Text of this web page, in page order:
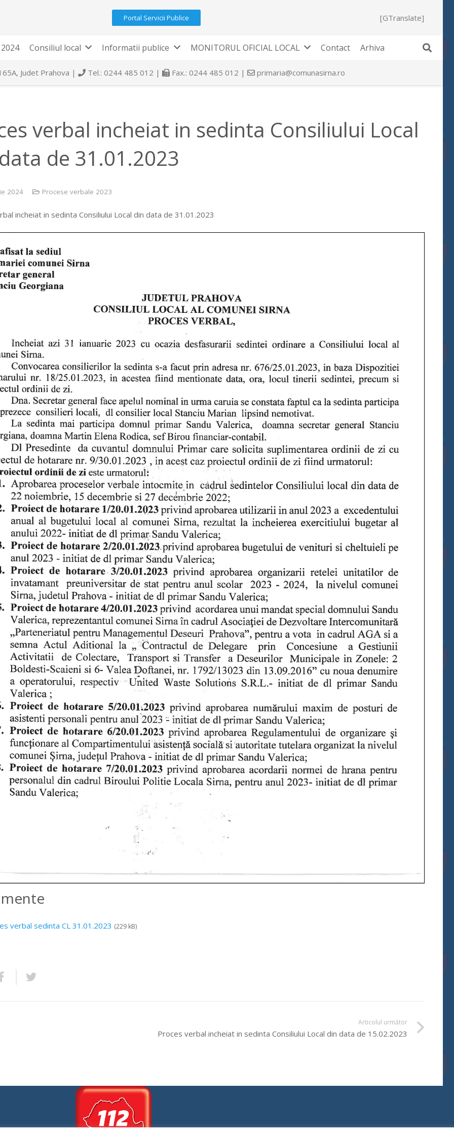
Portal Servicii Publice [GTranslate]
Consiliul local Informatii publice MONITORUL OFICIAL LOCAL Contact Arhiva
Judet Prahova | Tel.: 0244 485 012 | Fax.: 0244 485 012 | primaria@comunasirna.ro
verbal incheiat in sedinta Consiliului Local
de 31.01.2023
2024 Procese verbale 2023
incheiat in sedinta Consiliului Local din data de 31.01.2023
verbal sedinta CL 31.01.2023 (229 kB)
Articolul următor
Proces verbal incheiat in sedinta Consiliului Local din data de 15.02.2023